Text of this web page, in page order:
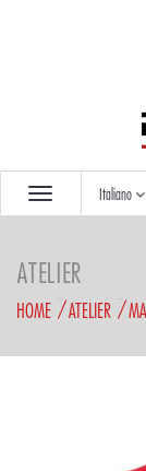
Italiano
ATELIER
HOME ATELIER